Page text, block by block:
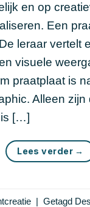
en op
Een
leraar vertelt
visuele
praatplaat is
Alleen zijn
is […]
Lees verder →
| Getagd